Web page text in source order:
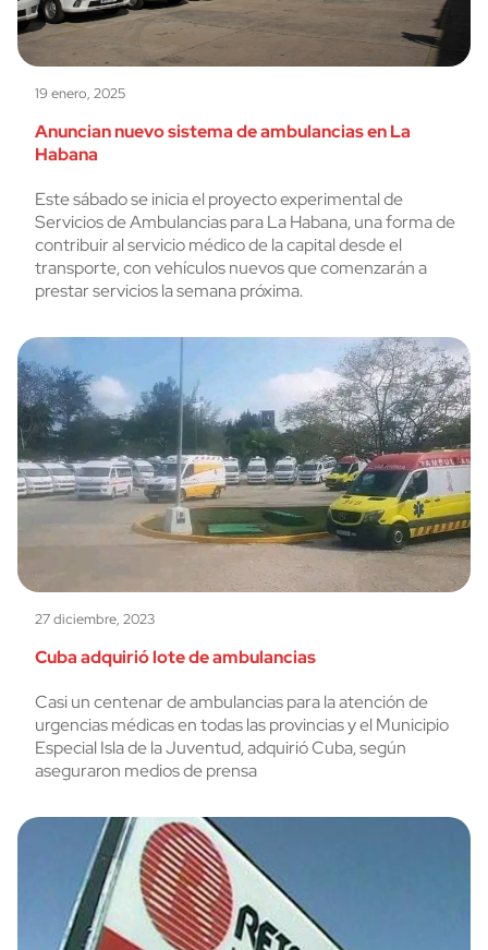
19 enero, 2025
Anuncian nuevo sistema de ambulancias en La
Habana
Este sábado se inicia el proyecto experimental de
Servicios de Ambulancias para La Habana, una forma de
contribuir al servicio médico de la capital desde el
transporte, con vehículos nuevos que comenzarán a
prestar servicios la semana próxima.
27 diciembre, 2023
Cuba adquirió lote de ambulancias
Casi un centenar de ambulancias para la atención de
urgencias médicas en todas las provincias y el Municipio
Especial Isla de la Juventud, adquirió Cuba, según
aseguraron medios de prensa